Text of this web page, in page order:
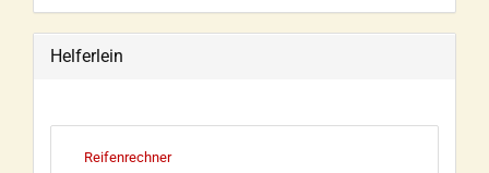
Helferlein
Reifenrechner